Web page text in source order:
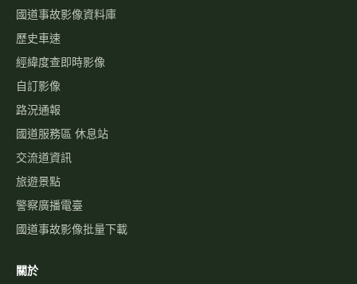
國道事故影像資料庫
歷史車速
經緯度查即時影像
自訂影像
路況通報
國道服務區 休息站
交流道資訊
旅遊景點
警察廣播電臺
國道事故影像批量下載
關於